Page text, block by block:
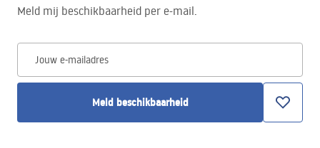
Meld mij beschikbaarheid per e-mail.
Jouw e-mailadres
Meld beschikbaarheid